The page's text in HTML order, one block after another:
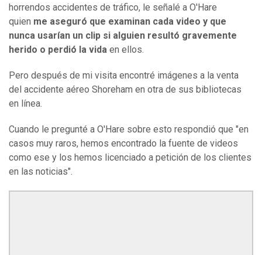
horrendos accidentes de tráfico, le señalé a O'Hare
quien me aseguró que examinan cada video y que
nunca usarían un clip si alguien resultó gravemente
herido o perdió la vida en ellos.
Pero después de mi visita encontré imágenes a la venta
del accidente aéreo Shoreham en otra de sus bibliotecas
en línea.
Cuando le pregunté a O'Hare sobre esto respondió que "en
casos muy raros, hemos encontrado la fuente de videos
como ese y los hemos licenciado a petición de los clientes
en las noticias".